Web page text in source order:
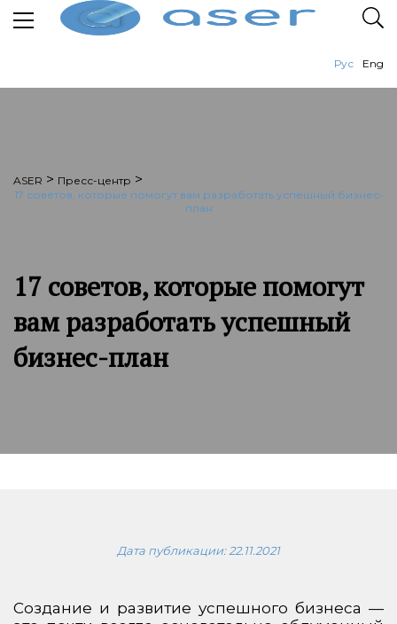
Рус Eng
ASER > Пресс-центр >
17 советов, которые помогут вам разработать успешный бизнес-
план
17 советов, которые помогут
вам разработать успешный
бизнес-план
Дата публикации:22.11.2021
Создание и развитие успешного бизнеса —